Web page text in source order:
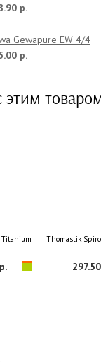
р.
Gewapure EW 4/4
р.
этим
Solo VIT100
Thomastik